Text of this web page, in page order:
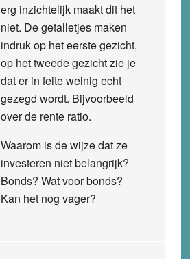
erg inzichtelijk maakt dit het
niet. De getalletjes maken
indruk op het eerste gezicht,
op het tweede gezicht zie je
dat er in feite weinig echt
gezegd wordt. Bijvoorbeeld
over de rente ratio.
Waarom is de wijze dat ze
investeren niet belangrijk?
Bonds? Wat voor bonds?
Kan het nog vager?